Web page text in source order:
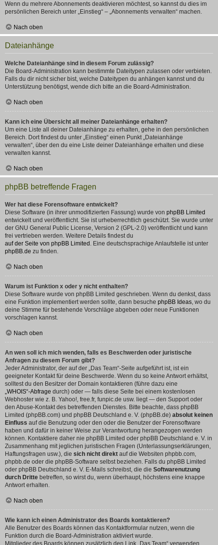
Wenn du mehrere Abonnements deaktivieren möchtest, so kannst du dies im
persönlichen Bereich unter „Einstieg“ – „Abonnements verwalten“ machen.
Nach oben
Dateianhänge
Welche Dateianhänge sind in diesem Forum zulässig?
Die Board-Administration kann bestimmte Dateitypen zulassen oder verbieten.
Falls du dir nicht sicher bist, welche Dateitypen du anhängen kannst und du
Unterstützung benötigst, wende dich bitte an die Board-Administration.
Nach oben
Kann ich eine Übersicht all meiner Dateianhänge erhalten?
Um eine Liste all deiner Dateianhänge zu erhalten, gehe in den persönlichen
Bereich. Dort findest du unter „Einstieg“ einen Punkt „Dateianhänge
verwalten“, über den du eine Liste deiner Dateianhänge erhalten und diese
verwalten kannst.
Nach oben
phpBB betreffende Fragen
Wer hat diese Forensoftware entwickelt?
Diese Software (in ihrer unmodifizierten Fassung) wurde von phpBB Limited
entwickelt und veröffentlicht. Sie ist urheberrechtlich geschützt. Sie wurde unter
der GNU General Public License, Version 2 (GPL-2.0) veröffentlicht und kann
frei vertrieben werden. Weitere Details findest du
auf der Seite von phpBB Limited . Eine deutschsprachige Anlaufstelle ist unter
phpBB.de zu finden.
Nach oben
Warum ist Funktion x oder y nicht enthalten?
Diese Software wurde von phpBB Limited geschrieben. Wenn du denkst, dass
eine Funktion implementiert werden sollte, dann besuche phpBB Ideas, wo du
deine Stimme für bestehende Vorschläge abgeben oder neue Funktionen
vorschlagen kannst.
Nach oben
An wen soll ich mich wenden, falls es Beschwerden oder juristische
Anfragen zu diesem Forum gibt?
Jeder Administrator, der auf der „Das Team“-Seite aufgeführt ist, ist ein
geeigneter Kontakt für deine Beschwerde. Wenn du so keine Antwort erhältst,
solltest du den Besitzer der Domain kontaktieren (führe dazu eine
„WHOIS“-Abfrage durch) oder — falls diese Seite bei einem kostenlosen
Webhoster wie z. B. Yahoo!, free.fr, funpic.de usw. liegt — den Support oder
den Abuse-Kontakt des betreffenden Dienstes. Bitte beachte, dass phpBB
Limited (phpBB.com) und phpBB Deutschland e. V. (phpBB.de) absolut keinen
Einfluss auf die Benutzung oder den oder die Benutzer der Forensoftware
haben und dafür in keiner Weise zur Verantwortung herangezogen werden
können. Kontaktiere daher nie phpBB Limited oder phpBB Deutschland e. V. in
Zusammenhang mit jeglichen juristischen Fragen (Unterlassungserklärungen,
Haftungsfragen usw.), die sich nicht direkt auf die Websiten phpbb.com,
phpbb.de oder die phpBB-Software selbst beziehen. Falls du phpBB Limited
oder phpBB Deutschland e. V. E-Mails schreibst, die die Softwarenutzung
durch Dritte betreffen, so wirst du, wenn überhaupt, höchstens eine knappe
Antwort erhalten.
Nach oben
Wie kann ich einen Administrator des Boards kontaktieren?
Alle Benutzer des Boards können das Kontaktformular nutzen, wenn die
Funktion durch die Board-Administration aktiviert wurde.
Mitglieder des Boards können zusätzlich den Link „Das Team“ verwenden.